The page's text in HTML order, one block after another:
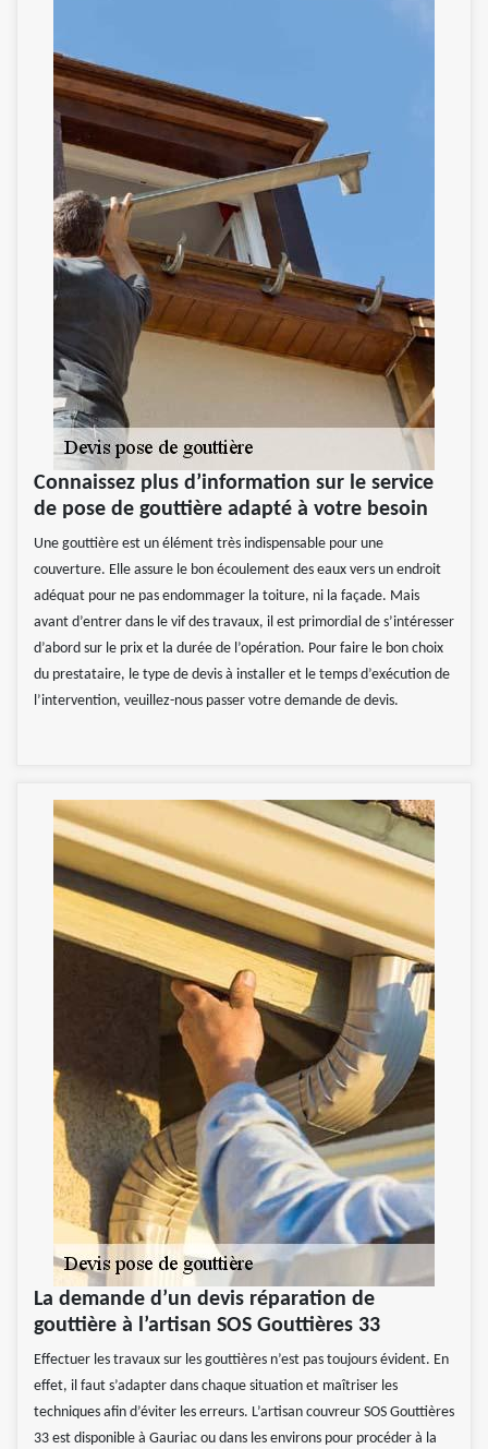
Connaissez plus d’information sur le service
de pose de gouttière adapté à votre besoin
Une gouttière est un élément très indispensable pour une
couverture. Elle assure le bon écoulement des eaux vers un endroit
adéquat pour ne pas endommager la toiture, ni la façade. Mais
avant d’entrer dans le vif des travaux, il est primordial de s’intéresser
d’abord sur le prix et la durée de l’opération. Pour faire le bon choix
du prestataire, le type de devis à installer et le temps d’exécution de
l’intervention, veuillez-nous passer votre demande de devis.
La demande d’un devis réparation de
gouttière à l’artisan SOS Gouttières 33
Effectuer les travaux sur les gouttières n’est pas toujours évident. En
effet, il faut s’adapter dans chaque situation et maîtriser les
techniques afin d’éviter les erreurs. L’artisan couvreur SOS Gouttières
33 est disponible à Gauriac ou dans les environs pour procéder à la